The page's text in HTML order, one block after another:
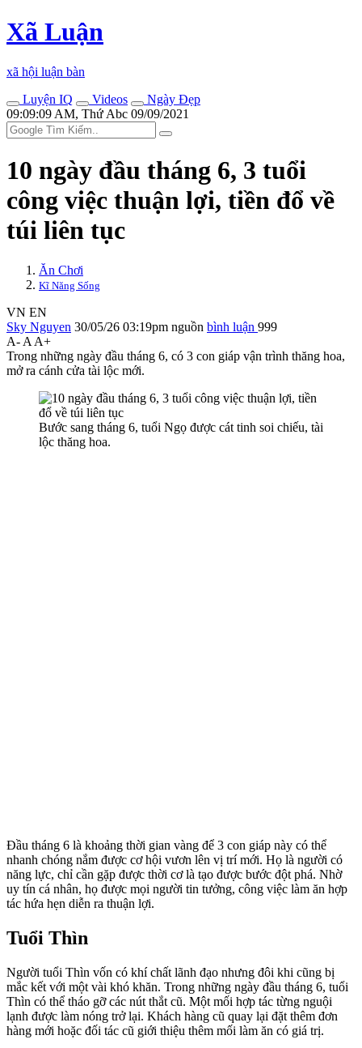
Xã Luận
xã hội luận bàn
Luyện IQ
Videos
Ngày Đẹp
09:09:09 AM, Thứ Abc 09/09/2021
10 ngày đầu tháng 6, 3 tuổi
công việc thuận lợi, tiền đổ về
túi liên tục
Ăn Chơi
Kĩ Năng Sống
VN EN
Sky Nguyen 30/05/26 03:19pm nguồn bình luận 999
A- A A+
Trong những ngày đầu tháng 6, có 3 con giáp vận trình thăng hoa,
mở ra cánh cửa tài lộc mới.
Bước sang tháng 6, tuổi Ngọ được cát tinh soi chiếu, tài
lộc thăng hoa.
Đầu tháng 6 là khoảng thời gian vàng để 3 con giáp này có thể
nhanh chóng nắm được cơ hội vươn lên vị trí mới. Họ là người có
năng lực, chỉ cần gặp được thời cơ là tạo được bước đột phá. Nhờ
uy tín cá nhân, họ được mọi người tin tưởng, công việc làm ăn hợp
tác hứa hẹn diễn ra thuận lợi.
Tuổi Thìn
Người tuổi Thìn vốn có khí chất lãnh đạo nhưng đôi khi cũng bị
mắc kết với một vài khó khăn. Trong những ngày đầu tháng 6, tuổi
Thìn có thể tháo gỡ các nút thắt cũ. Một mối hợp tác từng nguội
lạnh được làm nóng trở lại. Khách hàng cũ quay lại đặt thêm đơn
hàng mới hoặc đối tác cũ giới thiệu thêm mối làm ăn có giá trị.